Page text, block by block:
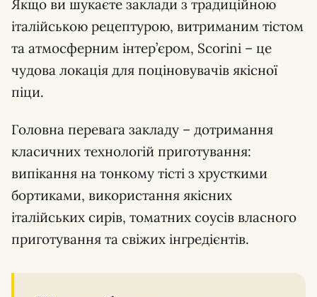
Якщо ви шукаєте заклади з традиційною
італійською рецептурою, витриманим тістом
та атмосферним інтер’єром, Scorini – це
чудова локація для поціновувачів якісної
піци.
Головна перевага закладу – дотримання
класичних технологій приготування:
випікання на тонкому тісті з хрусткими
бортиками, використання якісних
італійських сирів, томатних соусів власного
приготування та свіжих інгредієнтів.